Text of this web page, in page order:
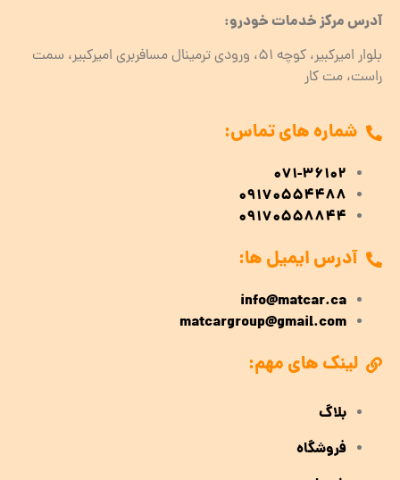
آدرس مرکز خدمات خودرو:
بلوار امیرکبیر، کوچه 51، ورودی ترمینال مسافربری امیرکبیر، سمت
راست، مت کار
شماره های تماس:
071-36102
09170554488
09170558844
آدرس ایمیل ها:
info@matcar.ca
matcargroup@gmail.com
لینک های مهم:
بلاگ
فروشگاه